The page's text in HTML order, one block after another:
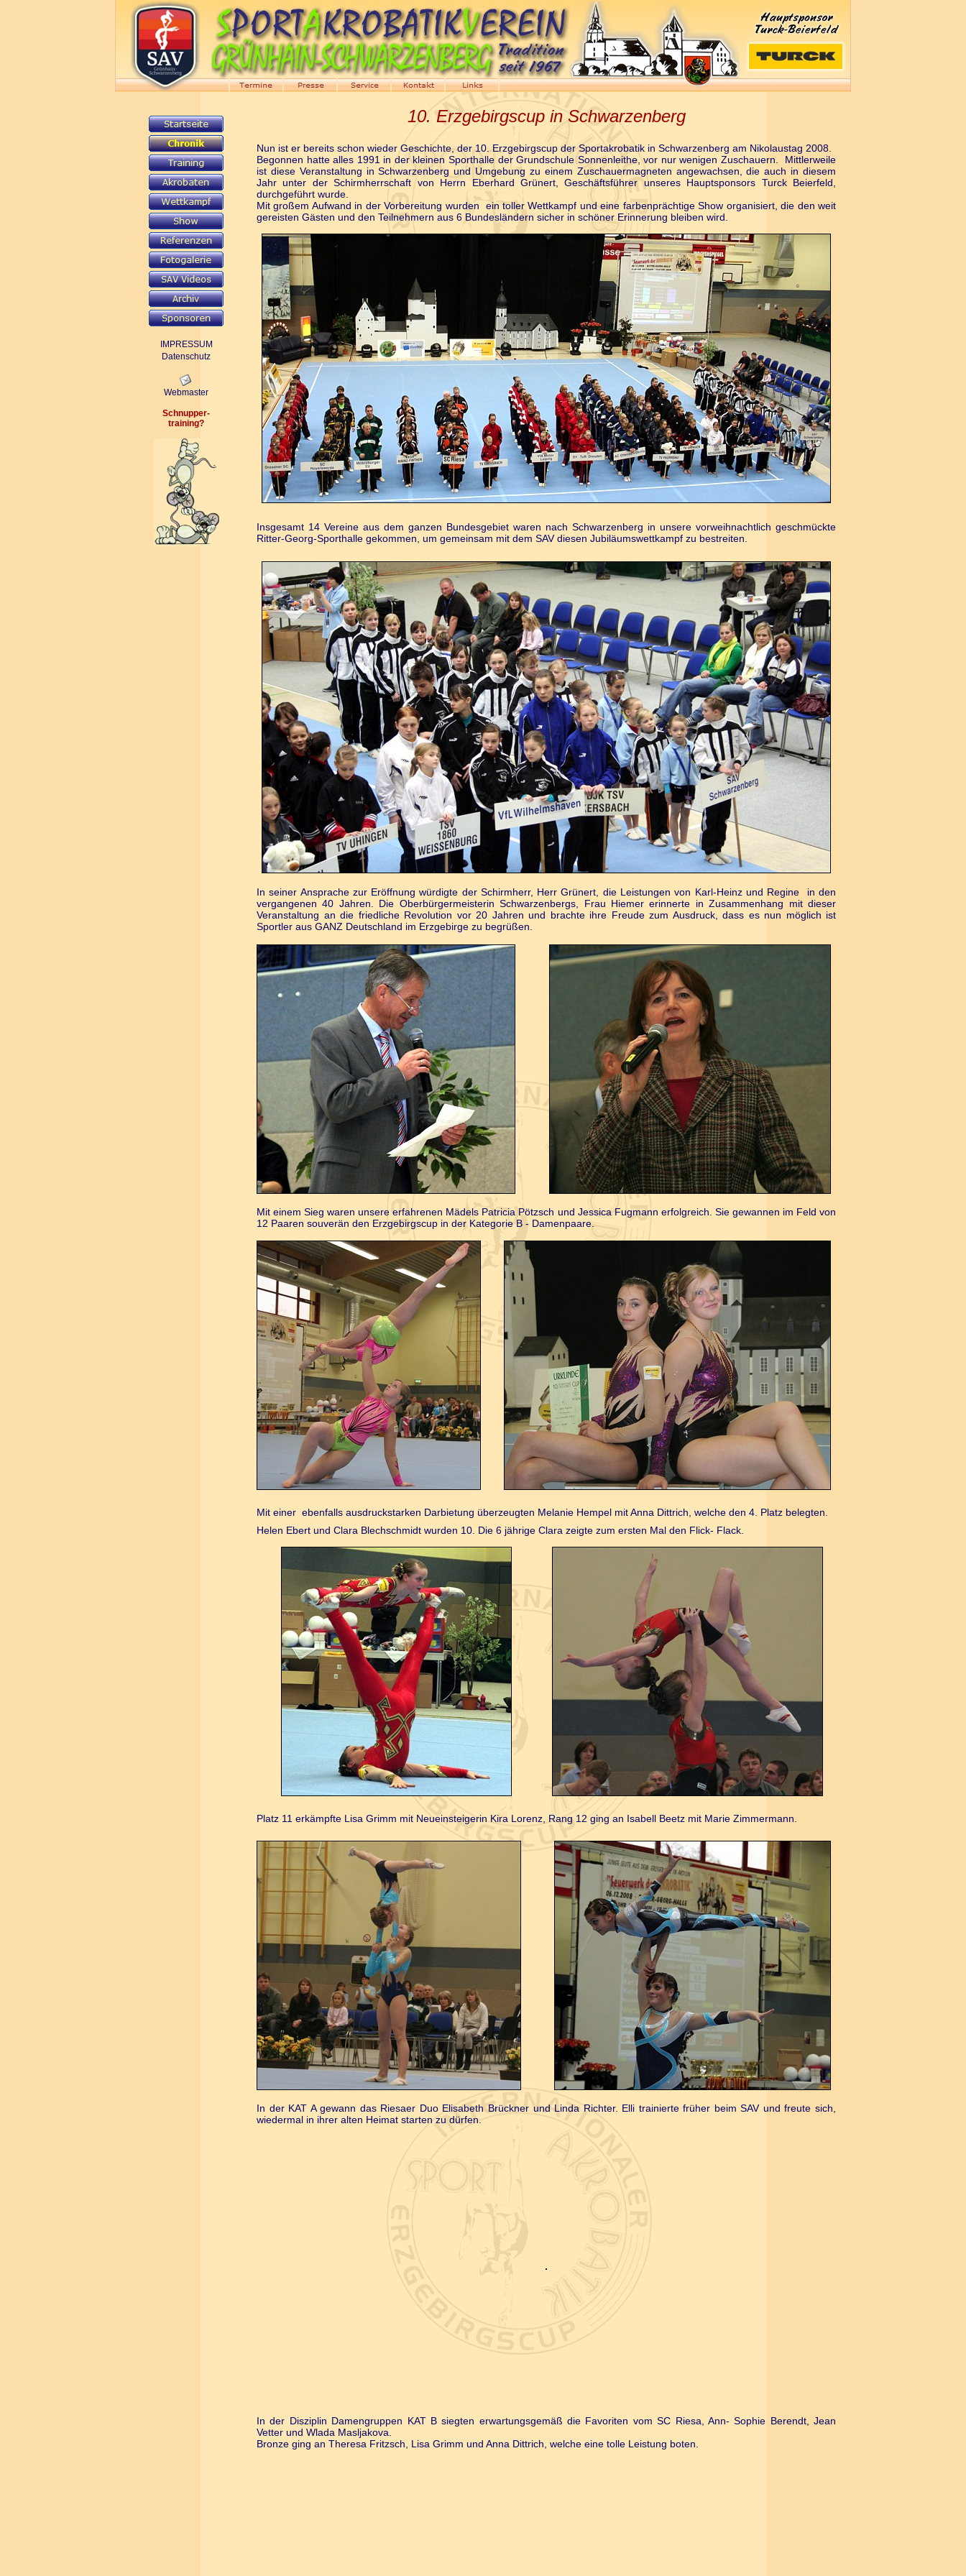
IMPRESSUM
Datenschutz
Webmaster
Schnupper-
training?
10. Erzgebirgscup in Schwarzenberg
Nun ist er bereits schon wieder Geschichte, der 10. Erzgebirgscup der Sportakrobatik in Schwarzenberg am Nikolaustag 2008.
Begonnen hatte alles 1991 in der kleinen Sporthalle der Grundschule Sonnenleithe, vor nur wenigen Zuschauern. Mittlerweile
ist diese Veranstaltung in Schwarzenberg und Umgebung zu einem Zuschauermagneten angewachsen, die auch in diesem
Jahr unter der Schirmherrschaft von Herrn Eberhard Grünert, Geschäftsführer unseres Hauptsponsors Turck Beierfeld,
durchgeführt wurde.
Mit großem Aufwand in der Vorbereitung wurden ein toller Wettkampf und eine farbenprächtige Show organisiert, die den weit
gereisten Gästen und den Teilnehmern aus 6 Bundesländern sicher in schöner Erinnerung bleiben wird.
Insgesamt 14 Vereine aus dem ganzen Bundesgebiet waren nach Schwarzenberg in unsere vorweihnachtlich geschmückte
Ritter-Georg-Sporthalle gekommen, um gemeinsam mit dem SAV diesen Jubiläumswettkampf zu bestreiten.
In seiner Ansprache zur Eröffnung würdigte der Schirmherr, Herr Grünert, die Leistungen von Karl-Heinz und Regine in den
vergangenen 40 Jahren. Die Oberbürgermeisterin Schwarzenbergs, Frau Hiemer erinnerte in Zusammenhang mit dieser
Veranstaltung an die friedliche Revolution vor 20 Jahren und brachte ihre Freude zum Ausdruck, dass es nun möglich ist
Sportler aus GANZ Deutschland im Erzgebirge zu begrüßen.
Mit einem Sieg waren unsere erfahrenen Mädels Patricia Pötzsch und Jessica Fugmann erfolgreich. Sie gewannen im Feld von
12 Paaren souverän den Erzgebirgscup in der Kategorie B - Damenpaare.
Mit einer ebenfalls ausdruckstarken Darbietung überzeugten Melanie Hempel mit Anna Dittrich, welche den 4. Platz belegten.
Helen Ebert und Clara Blechschmidt wurden 10. Die 6 jährige Clara zeigte zum ersten Mal den Flick- Flack.
Platz 11 erkämpfte Lisa Grimm mit Neueinsteigerin Kira Lorenz, Rang 12 ging an Isabell Beetz mit Marie Zimmermann.
In der KAT A gewann das Riesaer Duo Elisabeth Brückner und Linda Richter. Elli trainierte früher beim SAV und freute sich,
wiedermal in ihrer alten Heimat starten zu dürfen.
In der Disziplin Damengruppen KAT B siegten erwartungsgemäß die Favoriten vom SC Riesa, Ann- Sophie Berendt, Jean
Vetter und Wlada Masljakova.
Bronze ging an Theresa Fritzsch, Lisa Grimm und Anna Dittrich, welche eine tolle Leistung boten.